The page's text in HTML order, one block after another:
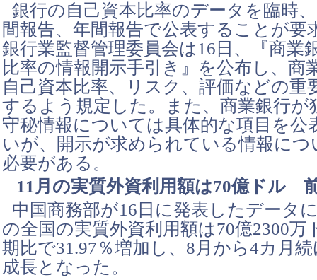
銀行の自己資本比率のデータを臨時
間報告、年間報告で公表することが要
銀行業監督管理委員会は16日、『商業
比率の情報開示手引き』を公布し、商
自己資本比率、リスク、評価などの重
するよう規定した。また、商業銀行が
守秘情報については具体的な項目を公
いが、開示が求められている情報に
必要がある。
11月の実質外資利用額は70億ドル
中国商務部が16日に発表したデータ
の全国の実質外資利用額は70億2300万
期比で31.97％増加し、8月から4カ月
成長となった。